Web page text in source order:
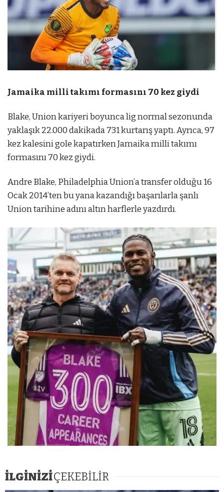
Jamaika milli takımı formasını 70 kez giydi
Blake, Union kariyeri boyunca lig normal sezonunda
yaklaşık 22.000 dakikada 731 kurtarış yaptı. Ayrıca, 97
kez kalesini gole kapatırken Jamaika milli takımı
formasını 70 kez giydi.
Andre Blake, Philadelphia Union’a transfer olduğu 16
Ocak 2014’ten bu yana kazandığı başarılarla şanlı
Union tarihine adını altın harflerle yazdırdı.
İLGİNİZİÇEKEBİLİR